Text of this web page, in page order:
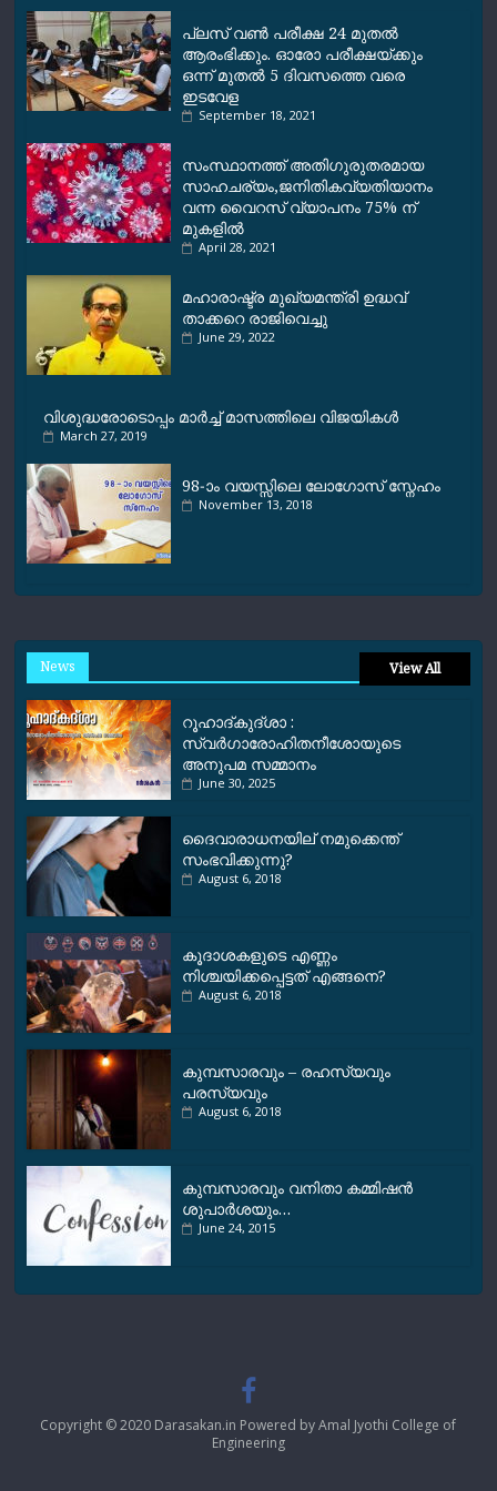
k
p
m
k
പ്ലസ് വണ്‍ പരീക്ഷ 24 മുതല്‍
ആരംഭിക്കും. ഓരോ പരീക്ഷയ്ക്കും
ഒന്ന് മുതല്‍ 5 ദിവസത്തെ വരെ
ഇടവേള
September 18, 2021
സംസ്ഥാനത്ത് അതിഗുരുതരമായ
സാഹചര്യം,ജനിതികവ്യതിയാനം
വന്ന വൈറസ് വ്യാപനം 75% ന്
മുകളിൽ
April 28, 2021
മഹാരാഷ്ട്ര മുഖ്യമന്ത്രി ഉദ്ധവ്
താക്കറെ രാജിവെച്ചു
June 29, 2022
വിശുദ്ധരോടൊപ്പം മാർച്ച് മാസത്തിലെ വിജയികൾ
March 27, 2019
98-ാം വയസ്സിലെ ലോഗോസ് സ്നേഹം
November 13, 2018
News View All
റൂഹാദ്‌കുദ്‌ശാ :
സ്വർഗാരോഹിതനീശോയുടെ
അനുപമ സമ്മാനം
June 30, 2025
ദൈവാരാധനയില് നമുക്കെന്ത്
സംഭവിക്കുന്നു?
August 6, 2018
കൂദാശകളുടെ എണ്ണം
നിശ്ചയിക്കപ്പെട്ടത് എങ്ങനെ?
August 6, 2018
കുമ്പസാരവും – രഹസ്യവും
പരസ്യവും
August 6, 2018
കുമ്പസാരവും വനിതാ കമ്മിഷന്‍
ശുപാര്‍ശയും…
June 24, 2015
Copyright © 2020 Darasakan.in Powered by Amal Jyothi College of
Engineering